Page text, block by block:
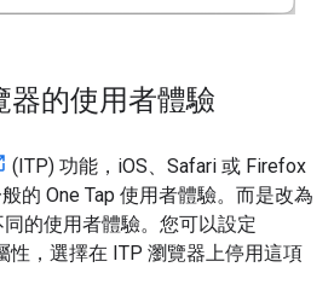
器的使用者體驗
(ITP) 功能，iOS、Safari 或 Firefox
的 One Tap 使用者體驗。而是改為
的使用者體驗。您可以設定
性，選擇在 ITP 瀏覽器上停用這項